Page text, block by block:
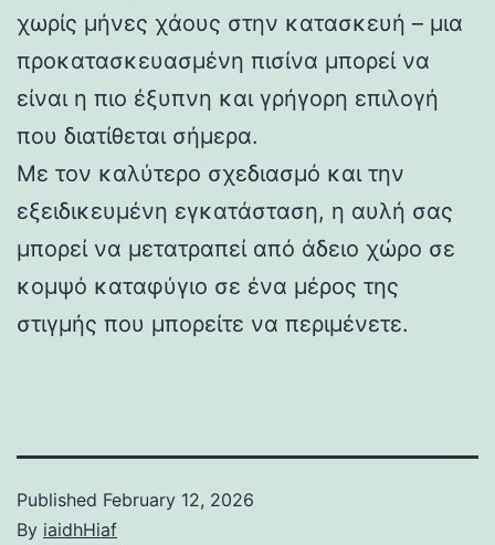
χωρίς μήνες χάους στην κατασκευή – μια
προκατασκευασμένη πισίνα μπορεί να
είναι η πιο έξυπνη και γρήγορη επιλογή
που διατίθεται σήμερα.
Με τον καλύτερο σχεδιασμό και την
εξειδικευμένη εγκατάσταση, η αυλή σας
μπορεί να μετατραπεί από άδειο χώρο σε
κομψό καταφύγιο σε ένα μέρος της
στιγμής που μπορείτε να περιμένετε.
Published February 12, 2026
By iaidhHiaf